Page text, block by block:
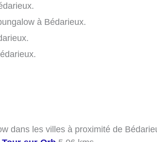
à Bédarieux.
dans les villes à proximité de